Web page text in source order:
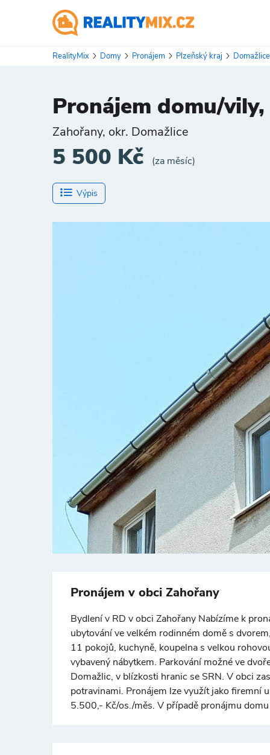
RealityMix Domy Pronájem Plzeňský kraj Domažlice
Pronájem domu/vily,
Zahořany, okr. Domažlice
5 500 Kč (za měsíc)
Výpis
Pronájem v obci Zahořany
Bydlení v RD v obci Zahořany Nabízíme k
ubytování ve velkém rodinném domě s
11 pokojů, kuchyně, koupelna s velkou
vybavený nábytkem. Parkování možné ve
Domažlic, v blízkosti hranic se SRN. V obci
potravinami. Pronájem lze využít jako firemní
5.500,- Kč/os./měs. V případě pronájmu